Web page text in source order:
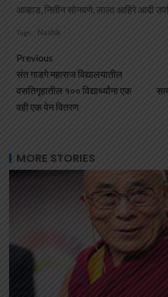
आव्हाड, नितीन सोनवणे, लाला आहिरे आदी
Tags: Nashik
Previous
संत गाडगे महाराज विद्यालयातील
वसतिगृहातील १०० विद्यार्थ्यांना एक
वही एक पेन वितरण
MORE STORIES